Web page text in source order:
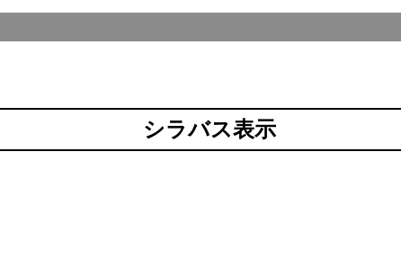
シラバス表示